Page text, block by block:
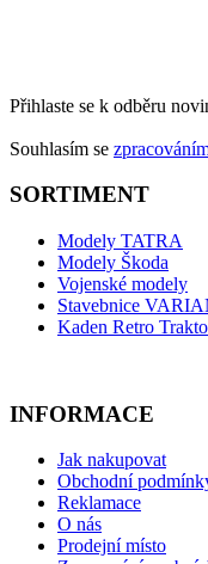
Přihlaste se k odběru
Souhlasím se
SORTIMENT
Modely TATRA
Modely Škoda
Vojenské modely
Stavebnice
Kaden Retro
INFORMACE
Jak nakupovat
Obchodní
Reklamace
O nás
Prodejní místo